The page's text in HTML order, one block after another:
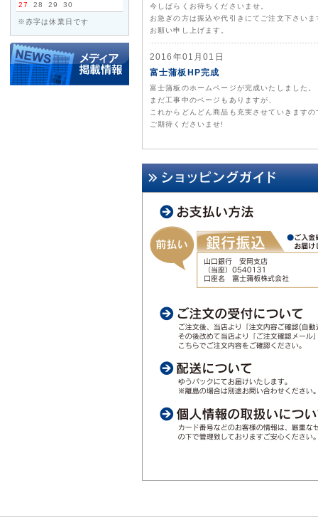
27
28 29 30
※赤字は休業日です
今しばらくお待ちくださいませ。
お急ぎの方は振込や代引きにてご注文下さいま
お願い申し上げます。
2016年01月01日
富士蒲板HP完成
富士蒲板のホームページが完成いたしました。
まだ工事中のページもありますが、
これからどんどん商品も充実させていきますの
ご期待くださいませ!